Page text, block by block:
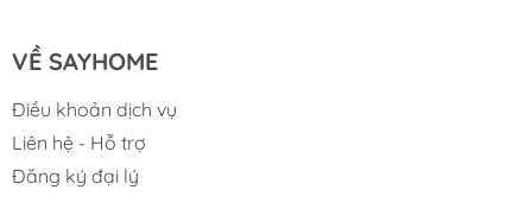
chống văng, giúp chống văng nước ra xung
+ Dễ dàng vệ sinh khi bị bám bẩn.
+ Sản phẩm bền bỉ theo thời gian được bảo
VỀ SAYHOME
Điều khoản dịch vụ
Liên hệ - Hỗ trợ
Đăng ký đại lý